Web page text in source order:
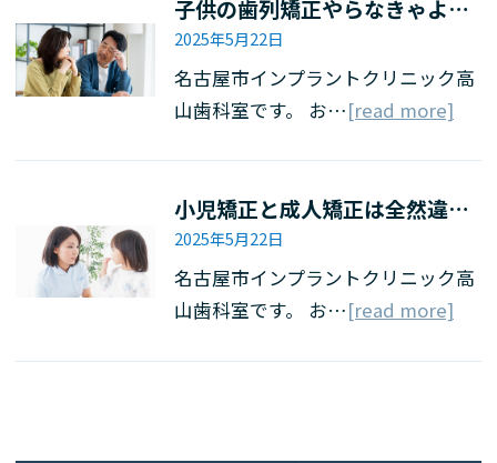
子供の歯列矯正やらなきゃよかったと後悔していませんか？
2025年5月22日
名古屋市インプラントクリニック高
山歯科室です。 お…[read more]
小児矯正と成人矯正は全然違う？
2025年5月22日
名古屋市インプラントクリニック高
山歯科室です。 お…[read more]